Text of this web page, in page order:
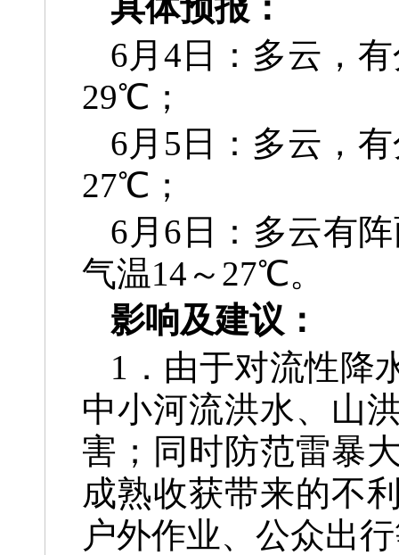
6月4日：多云，
29℃；
6月5日：多云，
27℃；
6月6日：多云有
气温14～27℃。
影响及建议：
1．由于对流性降
中小河流洪水、山
害；同 时防范雷暴
成熟收获带来的不
户外作业、公众出